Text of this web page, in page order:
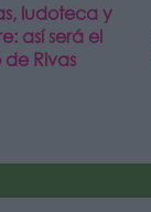
ludoteca y
así será el
Rivas